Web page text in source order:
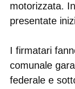
motorizzata.
presentate
I firmatari
comunale
federale e